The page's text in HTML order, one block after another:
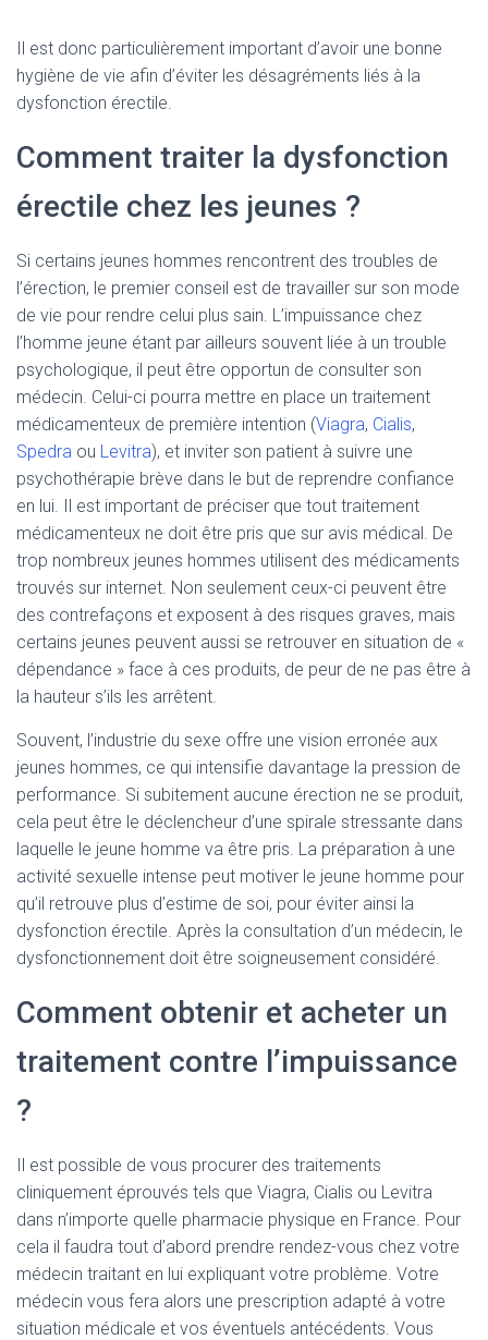
Il est donc particulièrement important d’avoir une bonne
hygiène de vie afin d’éviter les désagréments liés à la
dysfonction érectile.
Comment traiter la dysfonction
érectile chez les jeunes ?
Si certains jeunes hommes rencontrent des troubles de
l’érection, le premier conseil est de travailler sur son mode
de vie pour rendre celui plus sain. L’impuissance chez
l’homme jeune étant par ailleurs souvent liée à un trouble
psychologique, il peut être opportun de consulter son
médecin. Celui-ci pourra mettre en place un traitement
médicamenteux de première intention (Viagra, Cialis,
Spedra ou Levitra), et inviter son patient à suivre une
psychothérapie brève dans le but de reprendre confiance
en lui. Il est important de préciser que tout traitement
médicamenteux ne doit être pris que sur avis médical. De
trop nombreux jeunes hommes utilisent des médicaments
trouvés sur internet. Non seulement ceux-ci peuvent être
des contrefaçons et exposent à des risques graves, mais
certains jeunes peuvent aussi se retrouver en situation de «
dépendance » face à ces produits, de peur de ne pas être à
la hauteur s’ils les arrêtent.
Souvent, l’industrie du sexe offre une vision erronée aux
jeunes hommes, ce qui intensifie davantage la pression de
performance. Si subitement aucune érection ne se produit,
cela peut être le déclencheur d’une spirale stressante dans
laquelle le jeune homme va être pris. La préparation à une
activité sexuelle intense peut motiver le jeune homme pour
qu’il retrouve plus d’estime de soi, pour éviter ainsi la
dysfonction érectile. Après la consultation d’un médecin, le
dysfonctionnement doit être soigneusement considéré.
Comment obtenir et acheter un
traitement contre l’impuissance
?
Il est possible de vous procurer des traitements
cliniquement éprouvés tels que Viagra, Cialis ou Levitra
dans n’importe quelle pharmacie physique en France. Pour
cela il faudra tout d’abord prendre rendez-vous chez votre
médecin traitant en lui expliquant votre problème. Votre
médecin vous fera alors une prescription adapté à votre
situation médicale et vos éventuels antécédents. Vous